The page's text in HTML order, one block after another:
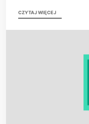
CZYTAJ WIĘCEJ